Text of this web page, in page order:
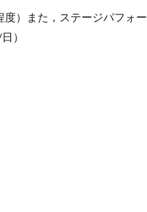
度）また，ステージパフォー
）